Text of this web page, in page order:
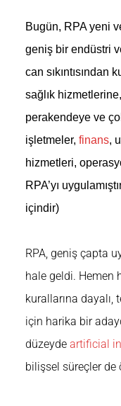
Bugün, RPA yeni
geniş bir endüstri
can sıkıntısından
sağlık
perakendeye ve
işletmeler, finans,
hizmetleri,
RPA’yı
içindir)
RPA, geniş çapta
hale geldi. Hemen
kurallarına
için harika bir
düzeyde artificial
bilişsel süreçler de